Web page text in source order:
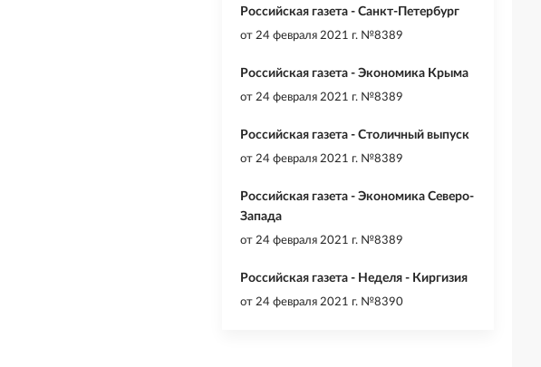
Российская газета - Санкт-Петербург
от 24 февраля 2021 г. №8389
Российская газета - Экономика Крыма
от 24 февраля 2021 г. №8389
Российская газета - Столичный выпуск
от 24 февраля 2021 г. №8389
Российская газета - Экономика Северо-
Запада
от 24 февраля 2021 г. №8389
Российская газета - Неделя - Киргизия
от 24 февраля 2021 г. №8390